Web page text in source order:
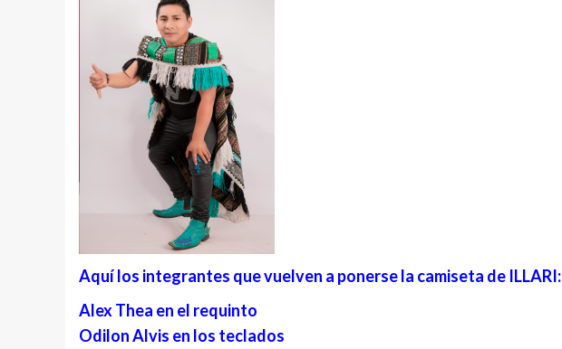
Aquílos integrantes que vuelven a ponerse la camiseta de ILLARI:
Alex Thea en el requinto
Odilon Alvis en los teclados